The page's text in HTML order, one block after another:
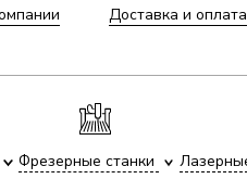
Доставка и оплата
Фрезерные станки